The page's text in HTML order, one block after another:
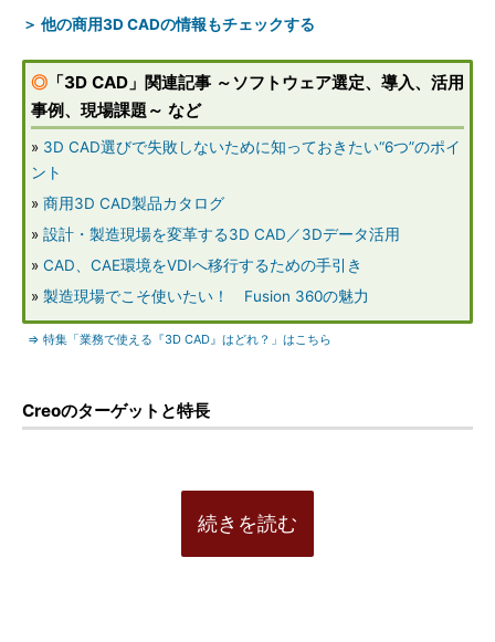
＞ 他の商用3D CADの情報もチェックする
◎ 「3D CAD」関連記事 ～ソフトウェア選定、導入、活用
事例、現場課題～ など
» 3D CAD選びで失敗しないために知っておきたい“6つ”のポイ
ント
» 商用3D CAD製品カタログ
» 設計・製造現場を変革する3D CAD／3Dデータ活用
» CAD、CAE環境をVDIへ移行するための手引き
» 製造現場でこそ使いたい！ Fusion 360の魅力
⇒ 特集「業務で使える『3D CAD』はどれ？」はこちら
Creoのターゲットと特長
続きを読む